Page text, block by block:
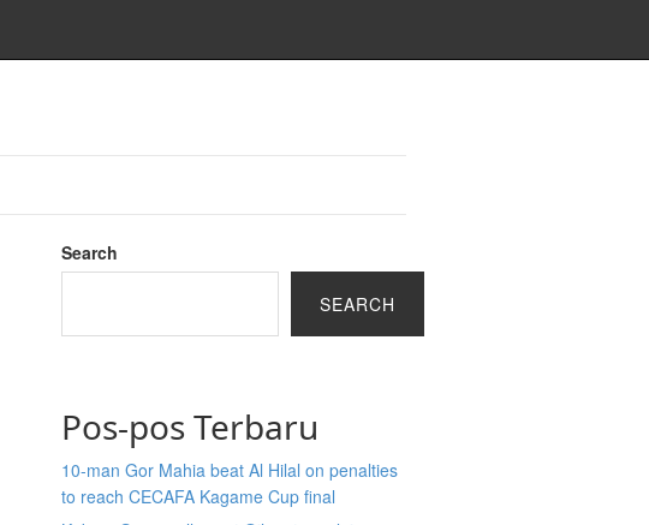
Search
SEARCH
Pos-pos Terbaru
10-man Gor Mahia beat Al Hilal on penalties
to reach CECAFA Kagame Cup final